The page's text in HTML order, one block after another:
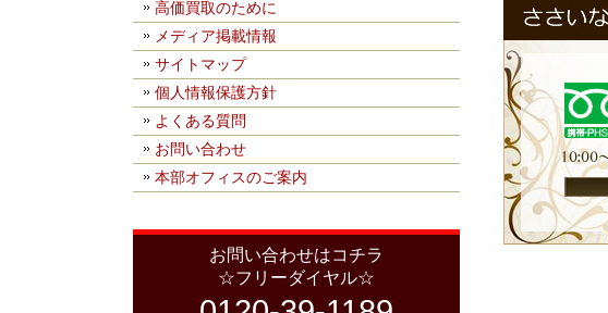
高価買取のために
メディア掲載情報
サイトマップ
個人情報保護方針
よくある質問
お問い合わせ
本部オフィスのご案内
お問い合わせはコチラ
☆フリーダイヤル☆